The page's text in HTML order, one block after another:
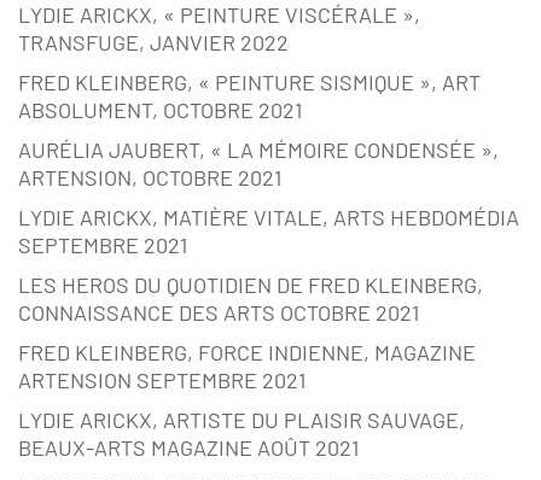
LYDIE ARICKX, « PEINTURE VISCÉRALE »,
TRANSFUGE, JANVIER 2022
FRED KLEINBERG, « PEINTURE SISMIQUE », ART
ABSOLUMENT, OCTOBRE 2021
AURÉLIA JAUBERT, « LA MÉMOIRE CONDENSÉE »,
ARTENSION, OCTOBRE 2021
LYDIE ARICKX, MATIÈRE VITALE, ARTS HEBDOMÉDIA
SEPTEMBRE 2021
LES HEROS DU QUOTIDIEN DE FRED KLEINBERG,
CONNAISSANCE DES ARTS OCTOBRE 2021
FRED KLEINBERG, FORCE INDIENNE, MAGAZINE
ARTENSION SEPTEMBRE 2021
LYDIE ARICKX, ARTISTE DU PLAISIR SAUVAGE,
BEAUX-ARTS MAGAZINE AOÛT 2021